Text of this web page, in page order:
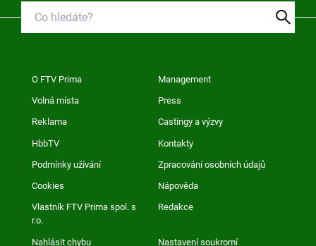
O FTV Prima Management
Volná místa Press
Reklama Castingy a výzvy
HbbTV Kontakty
Podmínky užívání Zpracování osobních údajů
Cookies Nápověda
Vlastník FTV Prima spol. s
r.o.
Redakce
Nahlásit chybu Nastavení soukromí